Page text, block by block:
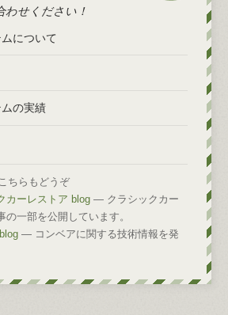
わせください！
について
の実績
ちらもどうぞ
カーレストア blog — クラシックカー
一部を公開しています。
— コンベアに関する技術情報を発